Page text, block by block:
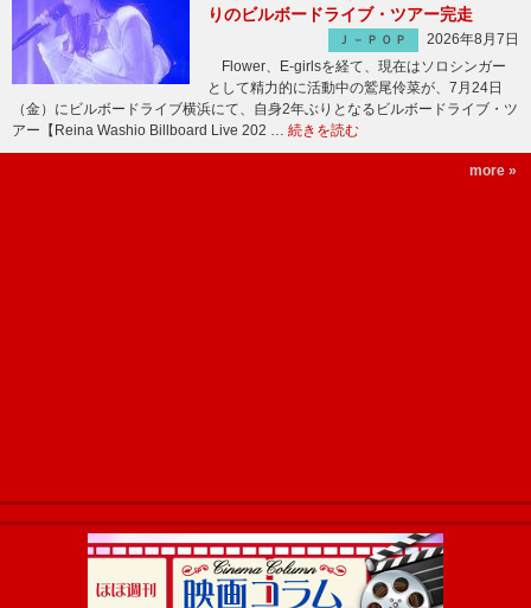
りのビルボードライブ・ツアー完走
Ｊ－ＰＯＰ
2026年8月7日
Flower、E-girlsを経て、現在はソロシンガー
として精力的に活動中の鷲尾伶菜が、7月24日
（金）にビルボードライブ横浜にて、自身2年ぶりとなるビルボードライブ・ツ
アー【Reina Washio Billboard Live 202 … 続きを読む
more »